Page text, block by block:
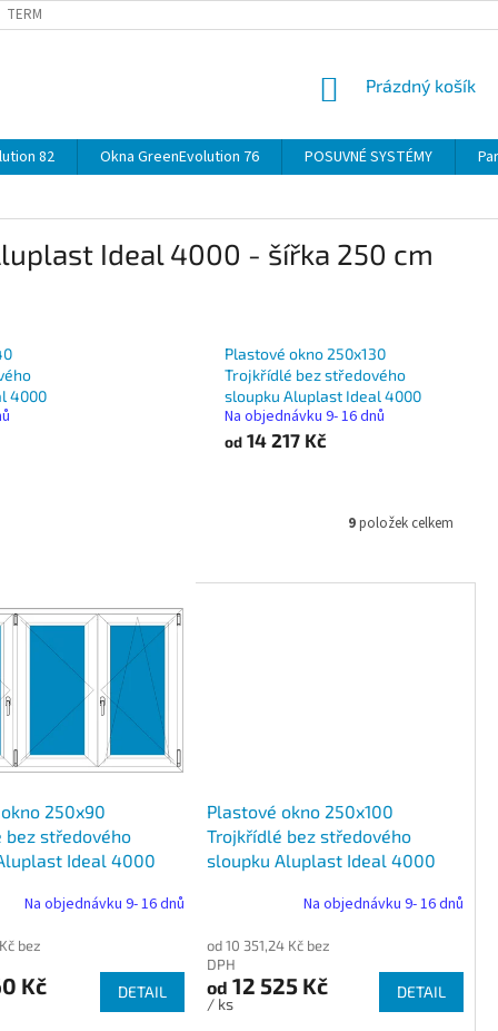
TERMÍNY
NÁKUPNÍ
Prázdný košík
82 Okna GreenEvolution 76 POSUVNÉ SYSTÉMY
Ideal 4000 - šířka 250 cm
4000
Plastové okno 250x130
Trojkřídlé bez středového
sloupku Aluplast Ideal 4000
Na objednávku 9- 16 dnů
od14 217 Kč
9položek celkem
250x90
bez středového
Ideal 4000
Na objednávku 9- 16 dnů
bez
Kč DETAIL
Plastové okno 250x100
Trojkřídlé bez středového
sloupku Aluplast Ideal 4000
Na objednávku 9- 16 dnů
od 10 351,24 Kč bez
DPH
od 12 525 Kč
/ ks
DETAIL